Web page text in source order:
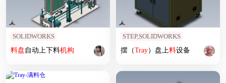
SOLIDWORKS
料盘自动上下料机构
STEP,SOLIDWORKS
摆（Tray）盘上料设备